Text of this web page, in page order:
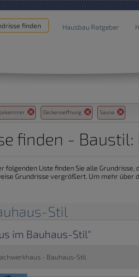
finden Hausbau Ratgeber
Deckenoeffnung Sauna
finden -
folgenden Liste finden Sie alle
Grundrisse vergrößert. Um mehr über
Stil
im Bauhaus-Stil"
- Bauhaus-Stil